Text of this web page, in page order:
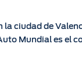
ciudad de
Mundial es el